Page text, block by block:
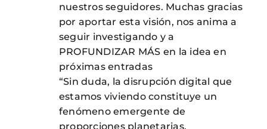
nuestros seguidores. Muchas gracias
por aportar esta visión, nos anima a
seguir investigando y a
PROFUNDIZAR MÁS en la idea en
próximas entradas
“Sin duda, la disrupción digital que
estamos viviendo constituye un
fenómeno emergente de
proporciones planetarias.